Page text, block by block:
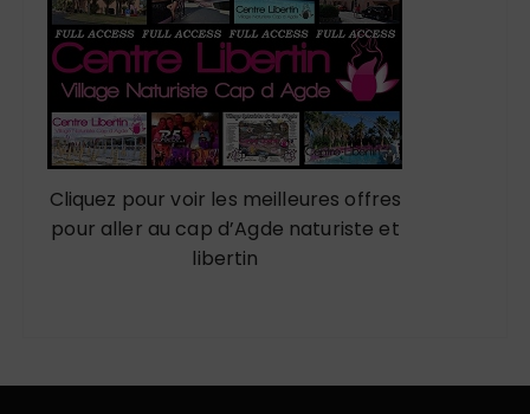
Cliquez pour voir les meilleures offres
pour aller au cap d’Agde naturiste et
libertin